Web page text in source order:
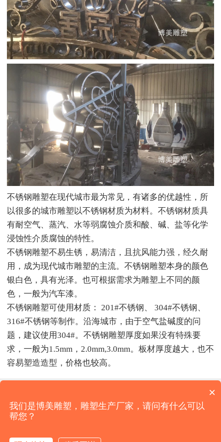
不锈钢雕塑在现代城市最为常见，有诸多的优越性，所
以很多的城市雕塑以不锈钢材质为材料。不锈钢材质具
有耐空气、蒸汽、水等弱腐蚀介质和酸、碱、盐等化学
浸蚀性介质腐蚀的特性。
不锈钢雕塑不易生锈，易清洁，且抗风能力强，经久耐
用，成为现代城市雕塑的主流。不锈钢雕塑本身的颜色
银白色，具有光泽。也可根据需求为雕塑上不同的颜
色，一般为汽车漆。
不锈钢雕塑可使用材质： 201#不锈钢、 304#不锈钢、
316#不锈钢等制作。沿海城市，由于空气盐碱度的问
题，建议使用304#。不锈钢雕塑厚度如果没有特殊要
求，一般为1.5mm，2.0mm,3.0mm。板材厚度越大，也不
容易塑造造型，价格也较高。
咨询电话：150-6665-5573 高经理
×
我们是博美雕塑，雕塑生产厂家，请问有什么可以
帮您？